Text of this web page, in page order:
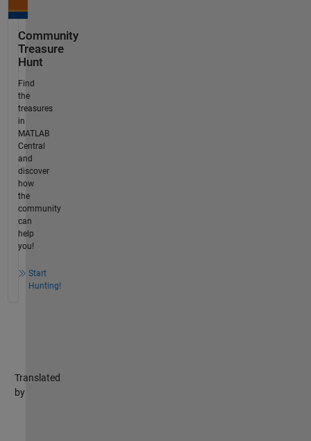
Community
Treasure
Hunt
Find
the
treasures
in
MATLAB
Central
and
discover
how
the
community
can
help
you!
Start
Hunting!
Translated
by